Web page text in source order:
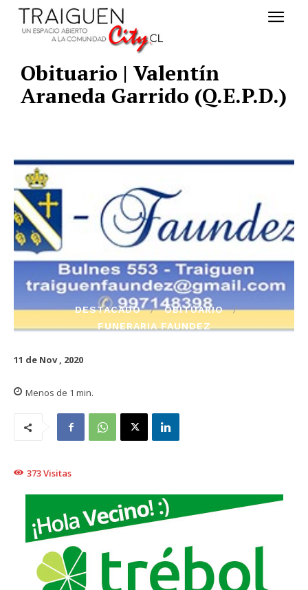
Obituario | Valentín
Araneda Garrido (Q.E.P.D.)
DESTACADO
OBITUARIO
FUNERARIA FAUNDEZ
11 de Nov , 2020
Menos de 1 min.
373Visitas